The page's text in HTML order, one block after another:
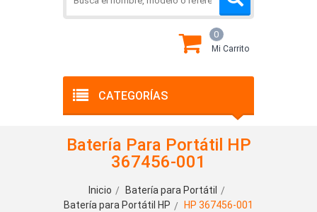
CATEGORÍAS
0
Mi Carrito
Batería Para Portátil HP
367456-001
Inicio
Batería para Portátil
Batería para Portátil HP
HP 367456-001